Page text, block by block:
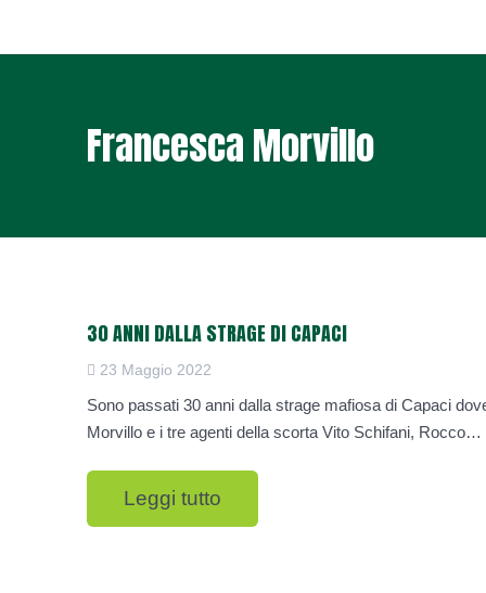
Francesca Morvillo
30 ANNI DALLA STRAGE DI CAPACI
23 Maggio 2022
Sono passati 30 anni dalla strage mafiosa di Capaci
Morvillo e i tre agenti della scorta Vito Schifani, Rocco…
Leggi tutto